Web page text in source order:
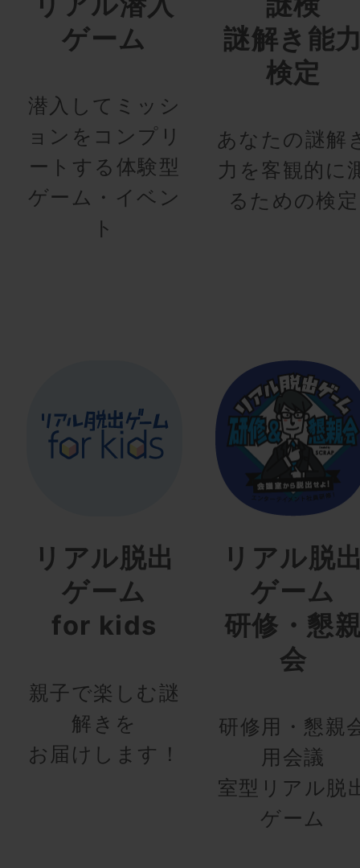
ゲーム
潜入してミッシ
ョンをコンプリ
ートする体験型
ゲーム・イベン
ト
謎解き能
検定
あなたの謎解
力を客観的に
るための検定
リアル脱出
ゲーム
for kids
親子で楽しむ謎
解きを
お届けします！
リアル脱
ゲーム
研修・懇
会
研修用・懇親
用会議
室型リアル脱
ゲーム